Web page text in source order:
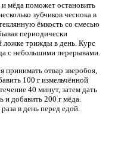
и мёда поможет остановить
зубчиков чеснока в
ёмкость со смесью
периодически
ложке трижды в день. Курс
с небольшими перерывами.
отвар зверобоя,
100 г измельчённой
40 минут, затем дать
и добавить 200 г мёда.
в день перед едой.